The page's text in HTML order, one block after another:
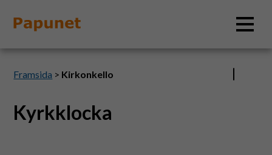
Information
Framsida > Kirkonkello
Kyrkklocka